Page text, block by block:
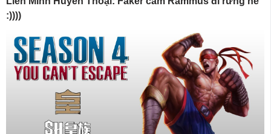
:))))